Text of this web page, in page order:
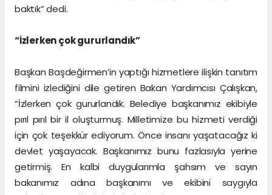
baktık” dedi.
“İzlerken çok gururlandık”
Başkan Başdeğirmen’in yaptığı hizmetlere ilişkin tanıtım
filmini izlediğini dile getiren Bakan Yardımcısı Çalışkan,
“İzlerken çok gururlandık. Belediye başkanımız ekibiyle
pırıl pırıl bir il oluşturmuş. Milletimize bu hizmeti verdiği
için çok teşekkür ediyorum. Önce insanı yaşatacağız ki
devlet yaşayacak. Başkanımız bunu fazlasıyla yerine
getirmiş. En kalbi duygularımla şahsım ve sayın
bakanımız adına başkanımı ve ekibini saygıyla